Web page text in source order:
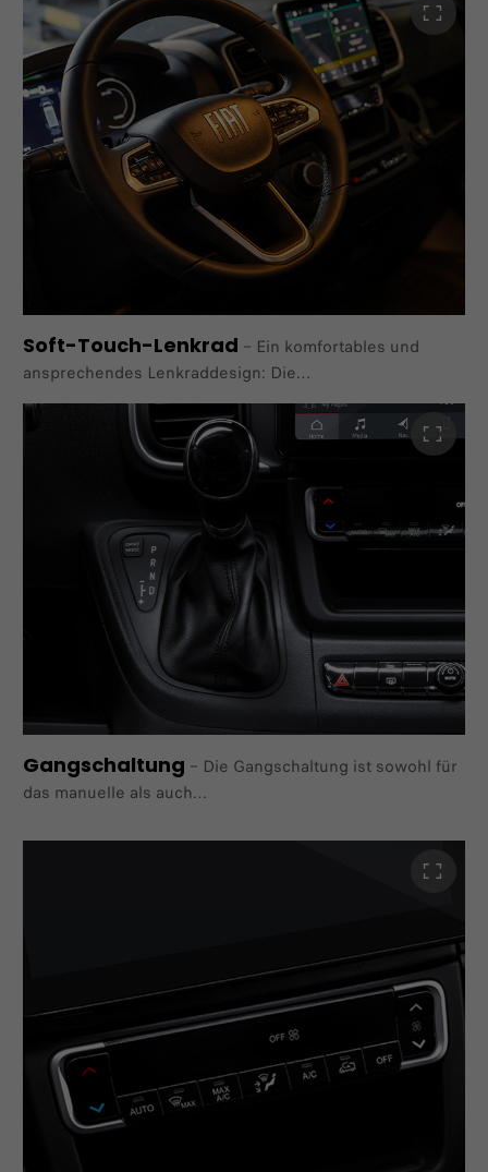
damit Sie Ihre Dokumente immer griffbereit haben.
Soft-Touch-Lenkrad – Ein komfortables und
ansprechendes Lenkraddesign: Die
Bedienelemente sind elegant in die seitlichen Speichen
integriert und mit Leder, satinverchromten
Zierelementen
und hochglänzenden schwarzen Tasten veredelt.
Gangschaltung – Die Gangschaltung ist sowohl für
das manuelle als auch
Schalthebel-Manschette in hochwertigem Kunstleder